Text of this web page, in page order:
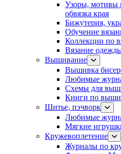
Узоры, мотивы
обвязка края
Бижутерия,
Обучение
Коллекции по
Вязание
Вышивание
Вышивка
Любимые
Схемы для
Книги по
Шитье, пэчворк
Любимые
Мягкие
Кружевоплетение
Журналы по